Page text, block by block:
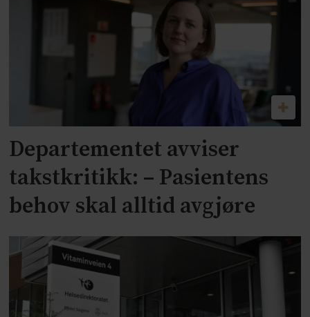
Departementet avviser
takstkritikk: – Pasientens
behov skal alltid avgjøre